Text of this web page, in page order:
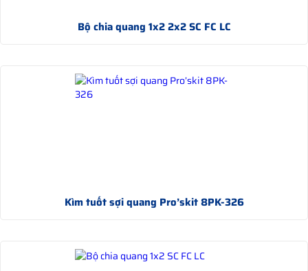
Bộ chia quang 1x2 2x2 SC FC LC
Kìm tuốt sợi quang Pro’skit 8PK-326